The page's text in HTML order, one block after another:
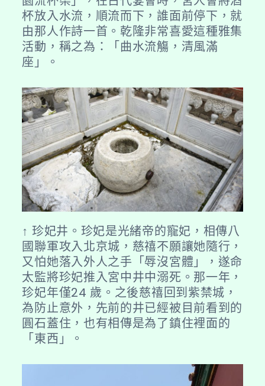
杯放入水流，順流而下，誰面前停下，就
由那人作詩一首。乾隆非常喜愛這種雅集
活動，稱之為：「曲水流觴，清風滿
座」。
↑ 珍妃井。珍妃是光緒帝的寵妃，相傳八
國聯軍攻入北京城，慈禧不願讓她隨行，
又怕她落入外人之手「辱沒宮體」，遂命
太監將珍妃推入宮中井中溺死。那一年，
珍妃年僅24 歲。之後慈禧回到紫禁城，
為防止意外，先前的井已經被目前看到的
圓石蓋住，也有相傳是為了鎮住裡面的
「東西」。